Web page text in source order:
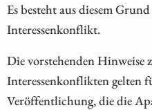
Es besteht aus diesem
Interessenkonflikt.
Die vorstehenden Hinweise
Interessenkonflikten gelten
Veröffentlichung, die die